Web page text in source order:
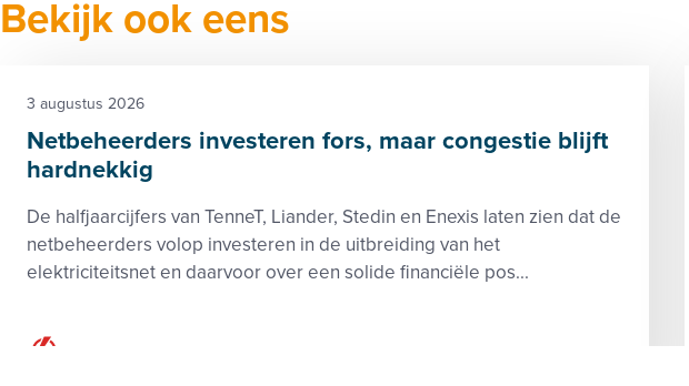
Bekijk ook eens
Netbeheerders investeren fors, maar congestie blijft
hardnekkig
De halfjaarcijfers van TenneT, Liander, Stedin en Enexis laten zien dat de
netbeheerders volop investeren in de uitbreiding van het
elektriciteitsnet en daarvoor over een solide financiële pos...
3 augustus 2026